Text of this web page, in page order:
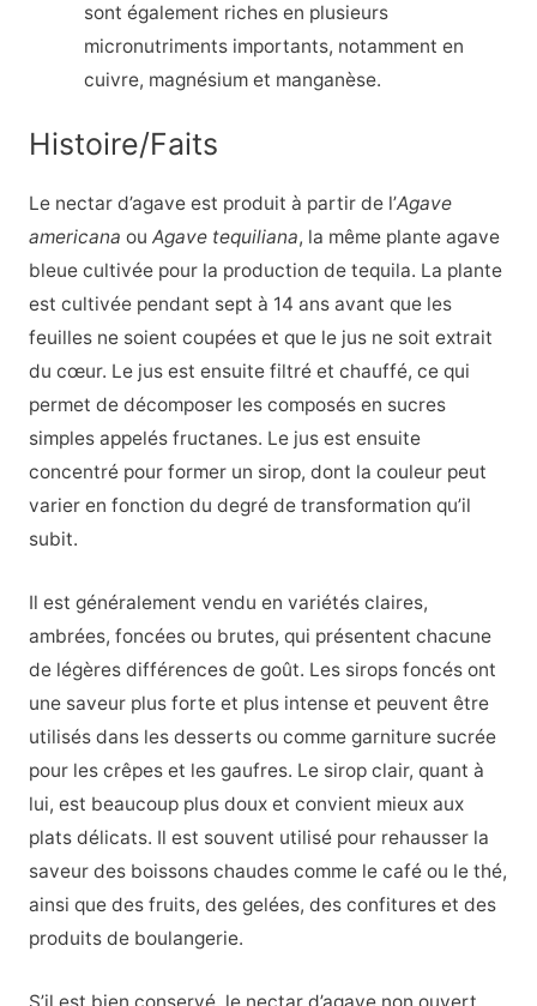
sont également riches en plusieurs
micronutriments importants, notamment en
cuivre, magnésium et manganèse.
Histoire/Faits
Le nectar d’agave est produit à partir de l’Agave
americana ou Agave tequiliana, la même plante agave
bleue cultivée pour la production de tequila. La plante
est cultivée pendant sept à 14 ans avant que les
feuilles ne soient coupées et que le jus ne soit extrait
du cœur. Le jus est ensuite filtré et chauffé, ce qui
permet de décomposer les composés en sucres
simples appelés fructanes. Le jus est ensuite
concentré pour former un sirop, dont la couleur peut
varier en fonction du degré de transformation qu’il
subit.
Il est généralement vendu en variétés claires,
ambrées, foncées ou brutes, qui présentent chacune
de légères différences de goût. Les sirops foncés ont
une saveur plus forte et plus intense et peuvent être
utilisés dans les desserts ou comme garniture sucrée
pour les crêpes et les gaufres. Le sirop clair, quant à
lui, est beaucoup plus doux et convient mieux aux
plats délicats. Il est souvent utilisé pour rehausser la
saveur des boissons chaudes comme le café ou le thé,
ainsi que des fruits, des gelées, des confitures et des
produits de boulangerie.